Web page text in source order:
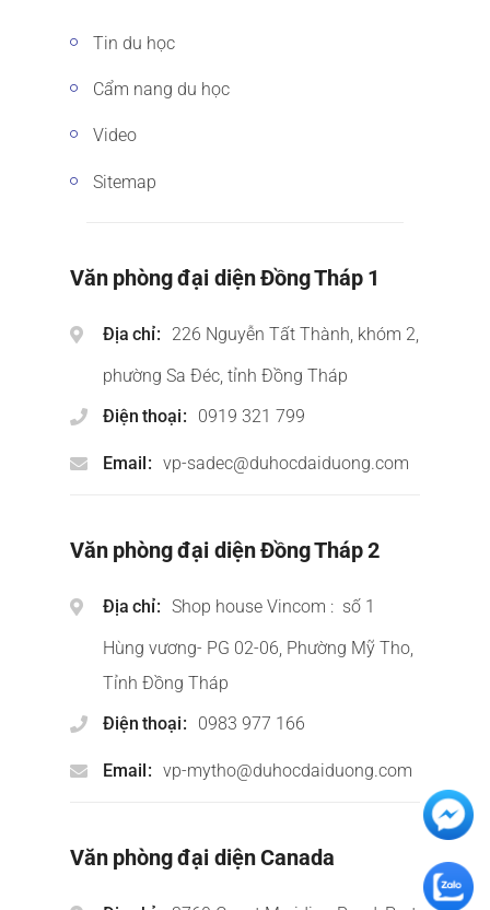
Tin du học
Cẩm nang du học
Video
Sitemap
Văn phòng đại diện Đồng Tháp 1
Địa chỉ
226 Nguyễn Tất Thành, khóm 2,
phường Sa Đéc, tỉnh Đồng Tháp
Điện thoại
0919 321 799
Email vp-sadec@duhocdaiduong.com
Văn phòng đại diện Đồng Tháp 2
Địa chỉ
Shop house Vincom : số 1
Hùng vương- PG 02-06, Phường Mỹ Tho,
Tỉnh Đồng Tháp
Điện thoại
0983 977 166
Email vp-mytho@duhocdaiduong.com
Văn phòng đại diện Canada